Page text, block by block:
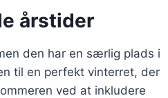
årstider
den har en særlig plads i
til en perfekt vinterret, der
ved at inkludere